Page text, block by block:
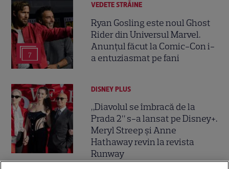
7
VEDETE STRĂINE
Ryan Gosling este noul Ghost
Rider din Universul Marvel.
Anunțul făcut la Comic-Con i-
a entuziasmat pe fani
DISNEY PLUS
„Diavolul se îmbracă de la
Prada 2” s-a lansat pe Disney+.
Meryl Streep și Anne
Hathaway revin la revista
Runway